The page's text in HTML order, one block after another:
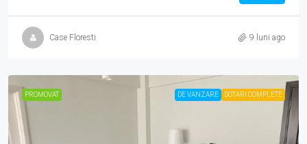
Case Floresti 9 luni ago
PROMOVAT DE VANZARE DOTARI COMPLETE